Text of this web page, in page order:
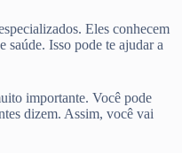
Eles conhecem
saúde. Isso pode te ajudar a
importante. Você pode
dizem. Assim, você vai